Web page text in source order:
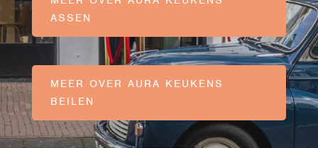
ASSEN
MEER OVER AURA KEUKENS
BEILEN